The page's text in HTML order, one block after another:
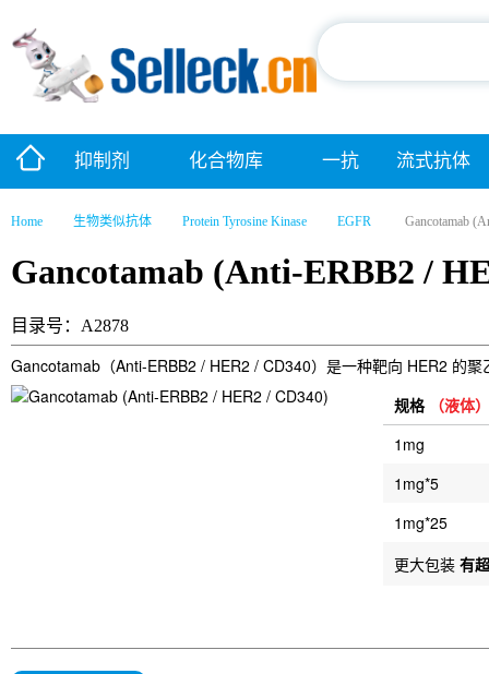
抑制剂 化合物库 一抗 流式抗体
Home 生物类似抗体 Protein Tyrosine Kinase EGFR Gancotamab
Gancotamab (Anti-ERBB2 /
目录号：A2878
Gancotamab（Anti-ERBB2 / HER2 / CD340）是一种靶向 HER2 的
规格 （液体）
1mg
1mg*5
1mg*25
更大包装 有